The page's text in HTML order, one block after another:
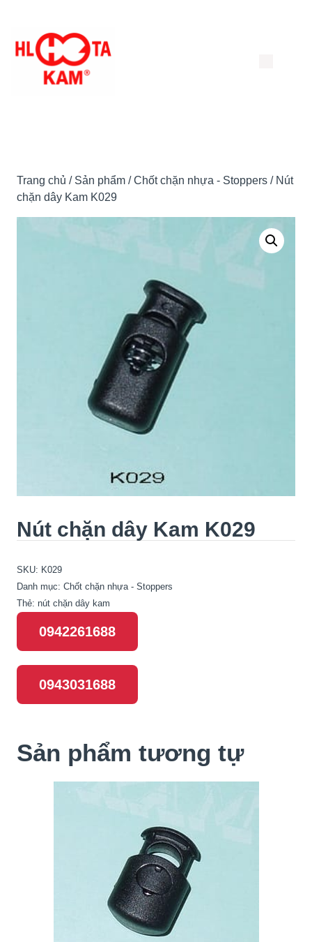
đến
Trang chủ / Sản phẩm /Chốt chặn nhựa - Stoppers / Nút
chặn dây Kam K029
Nút chặn dây Kam K029
SKU: K029
Danh mục: Chốt chặn nhựa - Stoppers
Thẻ: nút chặn dây kam
0942261688
0943031688
Sản phẩm tương tự